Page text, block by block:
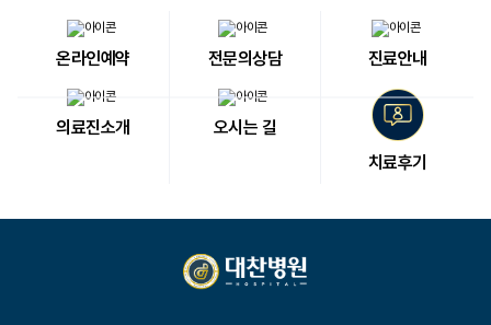
온라인예약 전문의상담 진료안내
의료진소개
오시는 길
치료후기